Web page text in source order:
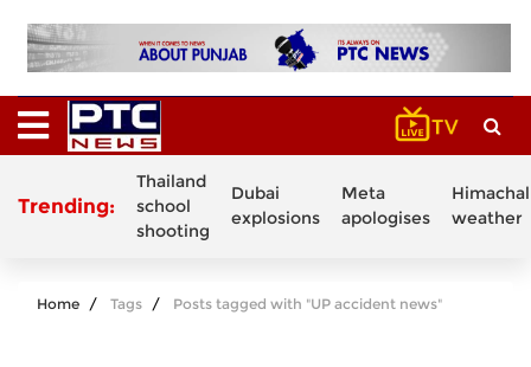
Trending:
Thailand
school
shooting
Dubai
explosions
Meta
apologises
Himachal
weather
Home Tags Posts tagged with "UP accident news"